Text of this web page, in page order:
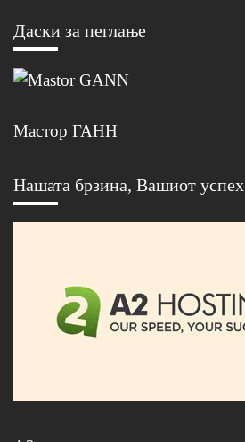
Даски за пеглање
Мастор ГАНН
Нашата брзина, Вашиот успех